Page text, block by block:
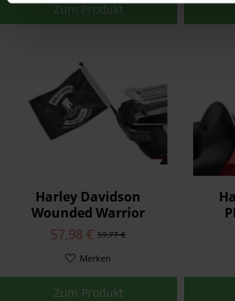
Zum Produkt
Harley Davidson
Wounded Warrior
Project® Fahnen-kit
61400375
59,77 €
57,98 €
Merken
Zum Produkt